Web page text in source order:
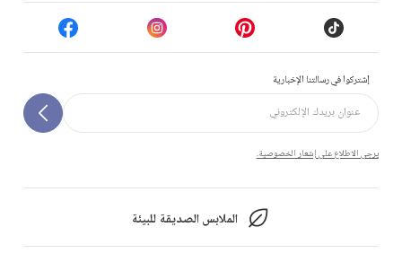
إشتركوا في رسالتنا الإخبارية
يرجى الاطلاع على إشعار الخصوصية.
الملابس الصديقة للبيئة